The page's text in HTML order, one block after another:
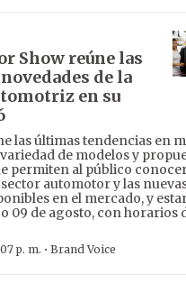
Show reúne las
de la
en su
las últimas tendencias en
de modelos y
permiten al público
automotor y las
en el mercado, y
09 de agosto, con horarios
p. m. · Brand Voice